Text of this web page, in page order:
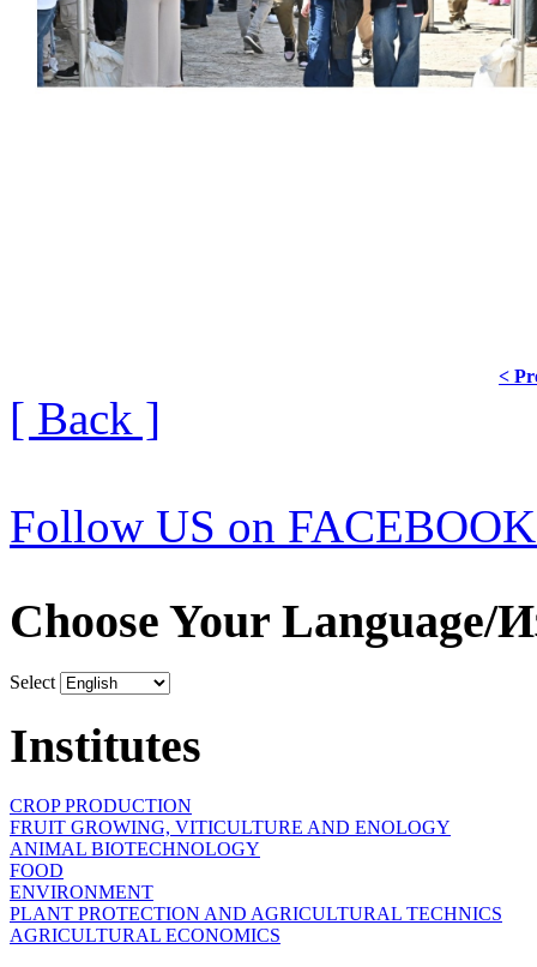
<
[ Back ]
Follow US on
Choose Your Language/
Select
Institutes
CROP PRODUCTION
FRUIT GROWING, VITICULTURE AND ENOLOGY
ANIMAL BIOTECHNOLOGY
FOOD
ENVIRONMENT
PLANT PROTECTION AND AGRICULTURAL TECHNICS
AGRICULTURAL ECONOMICS